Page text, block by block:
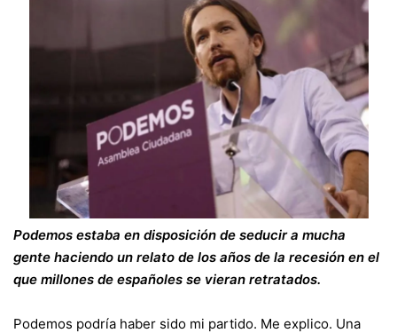
Podemos estaba en disposición de seducir a mucha
gente haciendo un relato de los años de la recesión en el
que millones de españoles se vieran retratados.
Podemos podría haber sido mi partido. Me explico. Una